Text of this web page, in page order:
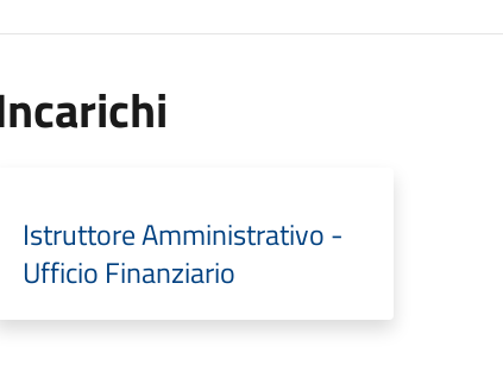
Istruttore Amministrativo -
Ufficio Finanziario